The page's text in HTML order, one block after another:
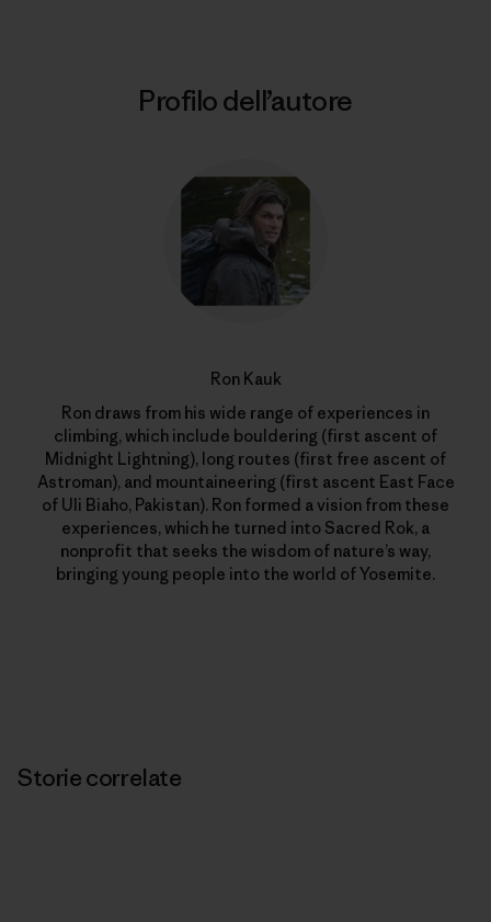
Profilo dell’autore
Ron Kauk
Ron draws from his wide range of experiences in
climbing, which include bouldering (first ascent of
Midnight Lightning), long routes (first free ascent of
Astroman), and mountaineering (first ascent East Face
of Uli Biaho, Pakistan). Ron formed a vision from these
experiences, which he turned into Sacred Rok, a
nonprofit that seeks the wisdom of nature’s way,
bringing young people into the world of Yosemite.
Storie correlate